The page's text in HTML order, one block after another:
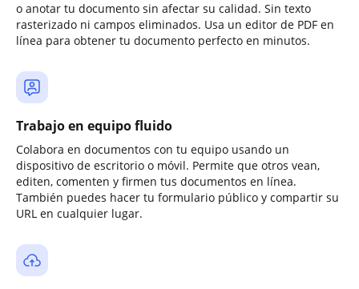
o anotar tu documento sin afectar su calidad. Sin texto
rasterizado ni campos eliminados. Usa un editor de PDF en
línea para obtener tu documento perfecto en minutos.
Trabajo en equipo fluido
Colabora en documentos con tu equipo usando un
dispositivo de escritorio o móvil. Permite que otros vean,
editen, comenten y firmen tus documentos en línea.
También puedes hacer tu formulario público y compartir su
URL en cualquier lugar.